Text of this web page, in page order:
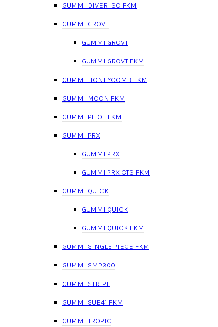
GUMMI DIVER ISO FKM
GUMMI GROVT
GUMMI GROVT
GUMMI GROVT FKM
GUMMI HONEYCOMB FKM
GUMMI MOON FKM
GUMMI PILOT FKM
GUMMI PRX
GUMMI PRX
GUMMI PRX CTS FKM
GUMMI QUICK
GUMMI QUICK
GUMMI QUICK FKM
GUMMI SINGLE PIECE FKM
GUMMI SMP300
GUMMI STRIPE
GUMMI SUB41 FKM
GUMMI TROPIC